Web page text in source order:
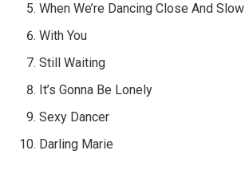
When We’re Dancing Close And Slow
With You
Still Waiting
It’s Gonna Be Lonely
Sexy Dancer
Darling Marie